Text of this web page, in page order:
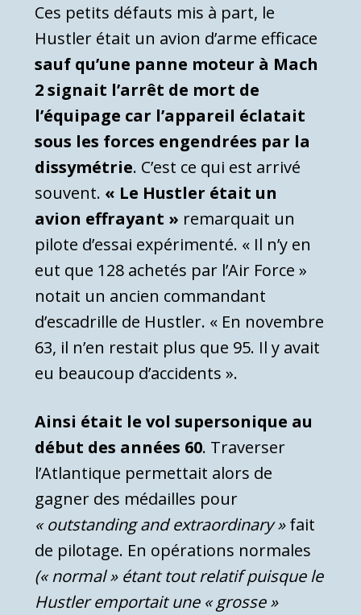
Ces petits défauts mis à part, le
Hustler était un avion d’arme efficace
sauf qu’une panne moteur à Mach
2 signait l’arrêt de mort de
l’équipage car l’appareil éclatait
sous les forces engendrées par la
dissymétrie. C’est ce qui est arrivé
souvent. « Le Hustler était un
avion effrayant » remarquait un
pilote d’essai expérimenté. « Il n’y en
eut que 128 achetés par l’Air Force »
notait un ancien commandant
d’escadrille de Hustler. « En novembre
63, il n’en restait plus que 95. Il y avait
eu beaucoup d’accidents ».
Ainsi était le vol supersonique au
début des années 60. Traverser
l’Atlantique permettait alors de
gagner des médailles pour
« outstanding and extraordinary »fait
de pilotage. En opérations normales
(« normal » étant tout relatif puisque le
Hustler emportait une « grosse »